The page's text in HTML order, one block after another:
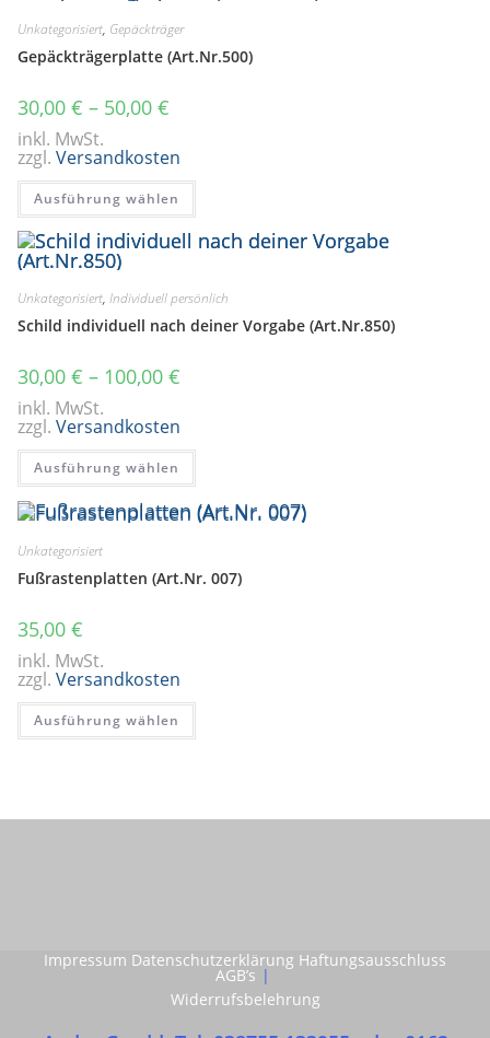
Unkategorisiert, Gepäckträger
Gepäckträgerplatte (Art.Nr.500)
30,00€ – 50,00€
inkl. MwSt.
zzgl.Versandkosten
Ausführung wählen
Dieses
weist
mehrere
Varianten
Optionen
können
auf
Unkategorisiert,Individuell persönlich
Schild individuell nach deiner Vorgabe (Art.Nr.850)
30,00€ – 100,00€
inkl. MwSt.
zzgl.Versandkosten
Ausführung wählen
Dieses
weist
mehrere
Varianten
können
Unkategorisiert
Fußrastenplatten (Art.Nr. 007)
35,00€
inkl. MwSt.
zzgl.Versandkosten
Ausführung wählen
Dieses
weist
Optionen
Impressum Datenschutzerklärung Haftungsausschluss
AGB’s
Widerrufsbelehrung